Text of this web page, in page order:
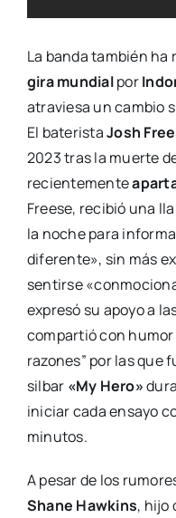
La banda también ha
gira mundialpor
atraviesa un cambio
El bateristaJosh
2023 tras la muerte
recientemente
Freese, recibió una
la noche para
diferente», sin más
sentirse
expresó su apoyo a
compartió con humor
razones” por las que
silbar «My Hero»
iniciar cada ensayo
minutos.
A pesar de los
Shane Hawkins, hijo